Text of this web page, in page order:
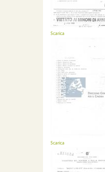
Scarica
Scarica